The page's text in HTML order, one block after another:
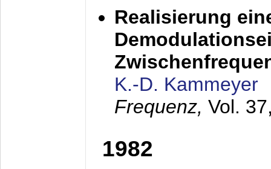
Realisierung
K.-D. Kammeyer
Frequenz, Vol.
1982